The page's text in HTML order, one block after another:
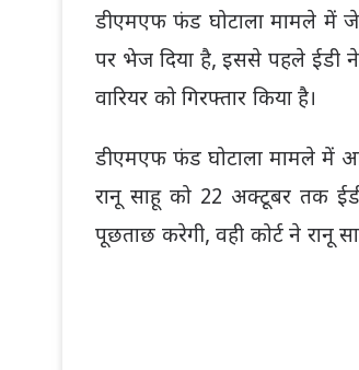
डीएमएफ फंड घोटाला मामले में
पर भेज दिया है, इससे पहले ईडी ने
वारियर को गिरफ्तार किया है।
डीएमएफ फंड घोटाला मामले में
रानू साहू को 22 अक्टूबर तक
पूछताछ करेगी, वही कोर्ट ने रानू